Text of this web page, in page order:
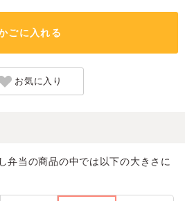
ごに入れる
お気に入り
弁当の商品の中では以下の大きさに